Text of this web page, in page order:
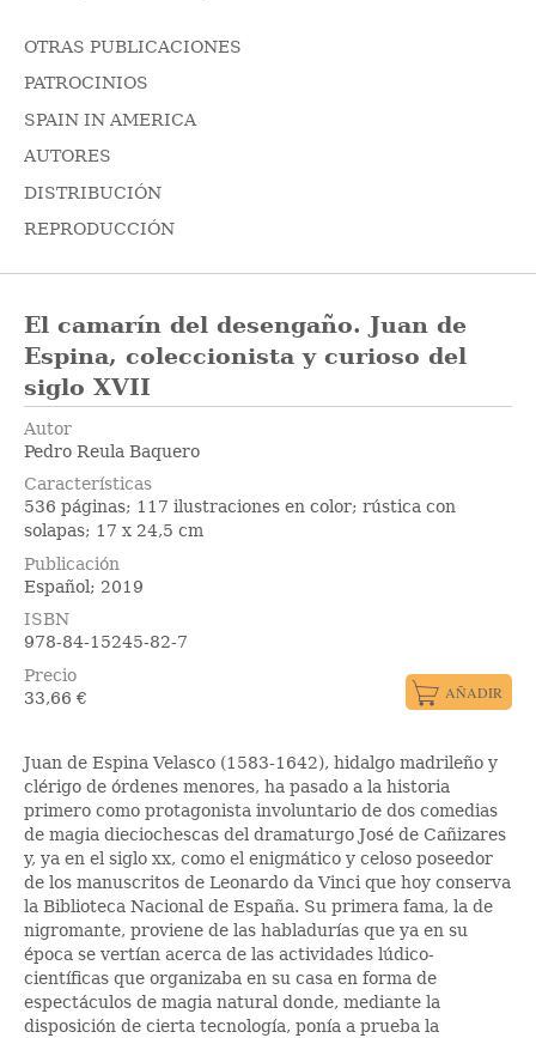
OTRAS PUBLICACIONES
PATROCINIOS
SPAIN IN AMERICA
AUTORES
DISTRIBUCIÓN
REPRODUCCIÓN
El camarín del desengaño. Juan de
Espina, coleccionista y curioso del
siglo XVII
Autor
Pedro Reula Baquero
Características
536 páginas; 117 ilustraciones en color; rústica con
solapas; 17 x 24,5 cm
Publicación
Español; 2019
ISBN
978-84-15245-82-7
Precio
33,66 €
Juan de Espina Velasco (1583-1642), hidalgo madrileño y
clérigo de órdenes menores, ha pasado a la historia
primero como protagonista involuntario de dos comedias
de magia dieciochescas del dramaturgo José de Cañizares
y, ya en el siglo xx, como el enigmático y celoso poseedor
de los manuscritos de Leonardo da Vinci que hoy conserva
la Biblioteca Nacional de España. Su primera fama, la de
nigromante, proviene de las habladurías que ya en su
época se vertían acerca de las actividades lúdico-
científicas que organizaba en su casa en forma de
espectáculos de magia natural donde, mediante la
disposición de cierta tecnología, ponía a prueba la